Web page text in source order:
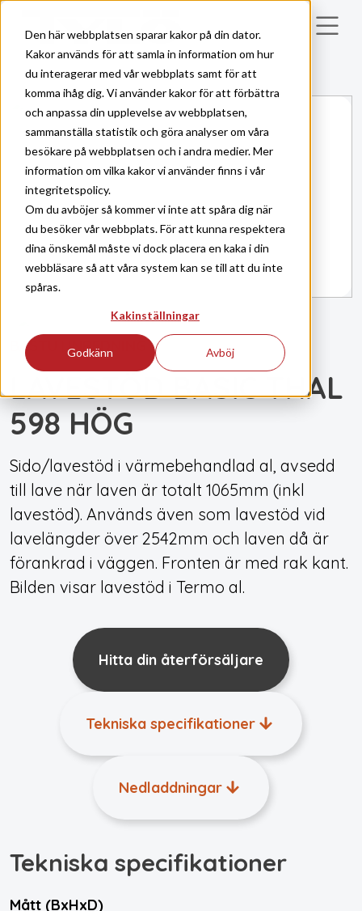
Den här webbplatsen sparar kakor på din dator.
Kakor används för att samla in information om hur
du interagerar med vår webbplats samt för att
komma ihåg dig. Vi använder kakor för att förbättra
och anpassa din upplevelse av webbplatsen,
sammanställa statistik och göra analyser om våra
besökare på webbplatsen och i andra medier. Mer
information om vilka kakor vi använder finns i vår
integritetspolicy.
Om du avböjer så kommer vi inte att spåra dig när
du besöker vår webbplats. För att kunna respektera
dina önskemål måste vi dock placera en kaka i din
webbläsare så att våra system kan se till att du inte
spåras.
Kakinställningar
Godkänn Avböj
Skip to main content
BASTU INREDNING
LAVESTÖD BASIC THAL
598 HÖG
Sido/lavestöd i värmebehandlad al, avsedd
till lave när laven är totalt 1065mm (inkl
lavestöd). Används även som lavestöd vid
lavelängder över 2542mm och laven då är
förankrad i väggen. Fronten är med rak kant.
Bilden visar lavestöd i Termo al.
Hitta din återförsäljare
Tekniska specifikationer
Nedladdningar
Tekniska specifikationer
Mått (BxHxD)